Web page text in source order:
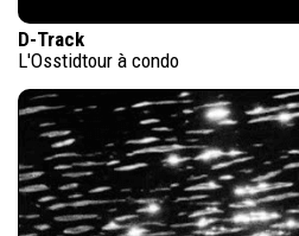
D-Track
L'Osstidtour à condo